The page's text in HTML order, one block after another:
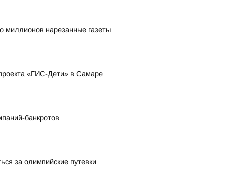
миллионов нарезанные газеты
«ГИС-Дети» в Самаре
банкротов
за олимпийские путевки